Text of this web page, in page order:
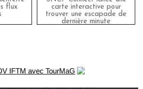
flux
carte interactive pour
trouver une escapade de
dernière minute